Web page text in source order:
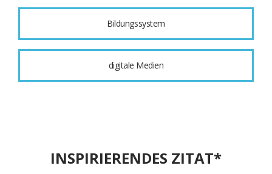
Bildungssystem
digitale Medien
INSPIRIERENDES ZITAT*